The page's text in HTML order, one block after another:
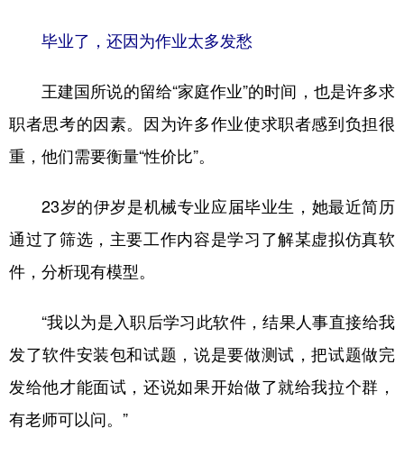
毕业了，还因为作业太多发愁
王建国所说的留给“家庭作业”的时间，也是许多求
职者思考的因素。因为许多作业使求职者感到负担很
重，他们需要衡量“性价比”。
23岁的伊岁是机械专业应届毕业生，她最近简历
通过了筛选，主要工作内容是学习了解某虚拟仿真软
件，分析现有模型。
“我以为是入职后学习此软件，结果人事直接给我
发了软件安装包和试题，说是要做测试，把试题做完
发给他才能面试，还说如果开始做了就给我拉个群，
有老师可以问。”